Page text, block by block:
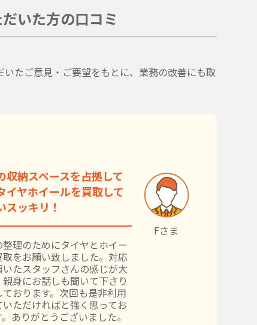
いた方の口コミ
たご意見・ご要望をもとに、業務の改善にも取
収納スペースを占拠して
イヤホイールを買取して
スッキリ！
整理のためにタイヤとホイー
取をお願い致しました。対応
いたスタッフさんの感じが大
身にお話しも聞いて下さり
おります。次回も是非利用
いただければと強く思ってお
。ありがとうございました。
Fさま